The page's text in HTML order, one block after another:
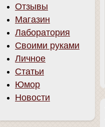
Отзывы
Магазин
Лаборатория
Своими руками
Личное
Статьи
Юмор
Новости